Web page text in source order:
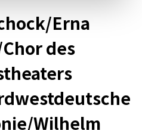
Erna
des
Wilhelm